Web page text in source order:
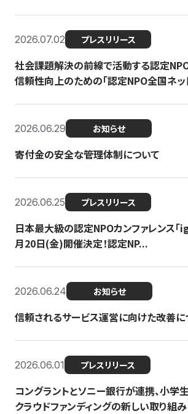
2026.07.02 プレスリリース
社会課題解決の前線で活動する認定
信頼性向上のための「認定NPO全国ネッ
2026.06.29 お知らせ
寄付金の安全な管理体制について
2026.06.25 プレスリリース
日本最大級の認定NPOカンファレンス
月20日(金)開催決定！認定NP...
2026.06.24 お知らせ
信頼されるサービス運営に向けた改善に
2026.06.01 プレスリリース
コングラントとソニー銀行が連携、小
クラウドファンディングの新しい取り組